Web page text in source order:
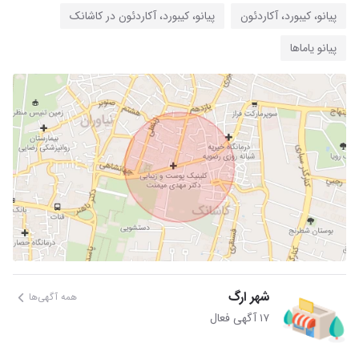
پیانو، کیبورد، آکاردئون
پیانو، کیبورد، آکاردئون در کاشانک
پیانو یاماها
شهر ارگ همه آگهی‌ها
۱۷ آگهی فعال